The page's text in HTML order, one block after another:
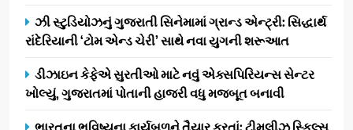
ઝી સ્ટુડિયોઝનું ગુજરાતી સિનેમામાં ગ્રાન્ડ એન્ટ્રી: સિદ્ધાર્થ
રાંદેરિયાની ‘ટોમ એન્ડ ચેરી’ સાથે નવા યુગની શરૂઆત
ડીઝાઇન કેફેએ સુરતીઓ માટે નવું એક્સપિરિયન્સ સેન્ટર
ખોલ્યું, ગુજરાતમાં પોતાની હાજરી વધુ મજબૂત બનાવી
ભારતના ભવિષ્યના કાર્યબળને તૈયાર કરતાં: ટીમલીઝ સ્કિલ્સ